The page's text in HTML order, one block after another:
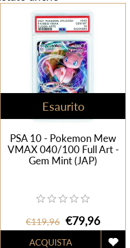
Esaurito
PSA 10 - Pokemon Mew
VMAX 040/100 Full Art -
Gem Mint (JAP)
€119,96 €79,96